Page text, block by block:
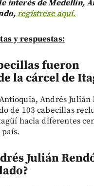
interés de Medellín,
regístrese aquí.
y respuestas:
fueron
la cárcel de
Andrés Julián
de 103 cabecillas
hacia diferentes
Julián